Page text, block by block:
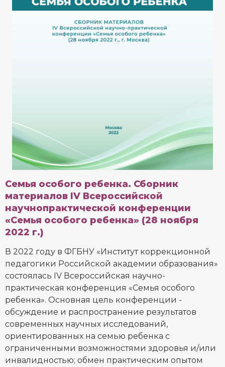
Семья особого ребенка. Сборник
материалов IV Всероссийской
научнопрактической конференции
«Семья особого ребенка» (28 ноября
2022 г.)
В 2022 году в ФГБНУ «Институт коррекционной
педагогики Российской академии образования»
состоялась IV Всероссийская научно-
практическая конференция «Семья особого
ребенка». Основная цель конференции -
обсуждение и распространение результатов
современных научных исследований,
ориентированных на семью ребенка с
ограниченными возможностями здоровья и/или
инвалидностью; обмен практическим опытом